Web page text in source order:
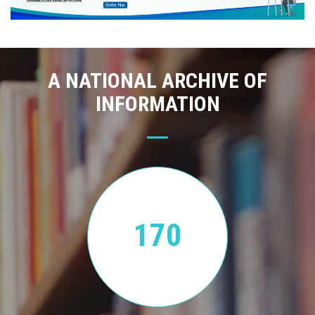
A NATIONAL ARCHIVE OF
INFORMATION
170